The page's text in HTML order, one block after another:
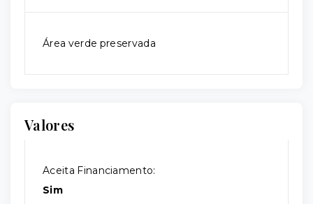
Área verde preservada
Valores
Aceita Financiamento:
Sim